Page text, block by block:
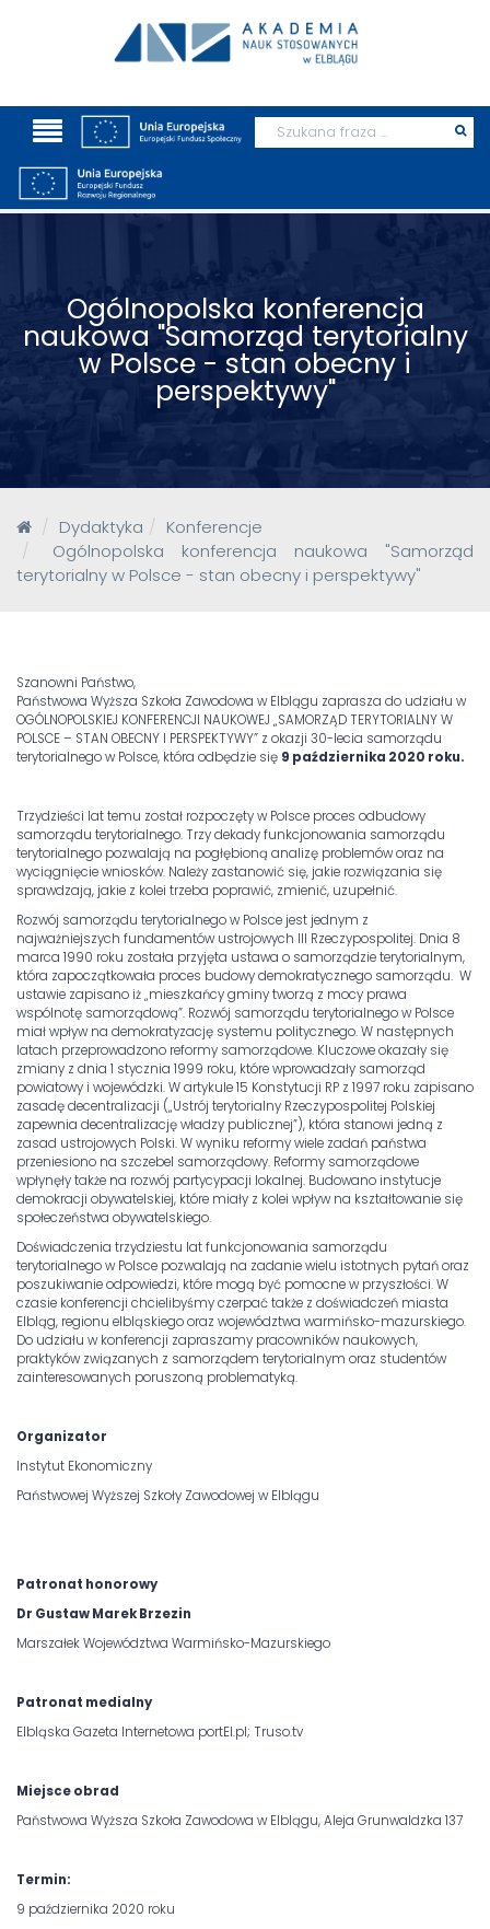
Wyszukaj
Ogólnopolska konferencja
naukowa "Samorząd terytorialny
w Polsce - stan obecny i
perspektywy"
Dydaktyka
Konferencje
Ogólnopolska konferencja naukowa "Samorząd
terytorialny w Polsce - stan obecny i perspektywy"
Szanowni Państwo,
Państwowa Wyższa Szkoła Zawodowa w Elblągu zaprasza do udziału w
OGÓLNOPOLSKIEJ KONFERENCJI NAUKOWEJ „SAMORZĄD TERYTORIALNY W
POLSCE – STAN OBECNY I PERSPEKTYWY” z okazji 30-lecia samorządu
terytorialnego w Polsce, która odbędzie się 9 października 2020 roku.
Trzydzieści lat temu został rozpoczęty w Polsce proces odbudowy
samorządu terytorialnego. Trzy dekady funkcjonowania samorządu
terytorialnego pozwalają na pogłębioną analizę problemów oraz na
wyciągnięcie wniosków. Należy zastanowić się, jakie rozwiązania się
sprawdzają, jakie z kolei trzeba poprawić, zmienić, uzupełnić.
Rozwój samorządu terytorialnego w Polsce jest jednym z
najważniejszych fundamentów ustrojowych III Rzeczypospolitej. Dnia 8
marca 1990 roku została przyjęta ustawa o samorządzie terytorialnym,
która zapoczątkowała proces budowy demokratycznego samorządu. W
ustawie zapisano iż „mieszkańcy gminy tworzą z mocy prawa
wspólnotę samorządową”. Rozwój samorządu terytorialnego w Polsce
miał wpływ na demokratyzację systemu politycznego. W następnych
latach przeprowadzono reformy samorządowe. Kluczowe okazały się
zmiany z dnia 1 stycznia 1999 roku, które wprowadzały samorząd
powiatowy i wojewódzki. W artykule 15 Konstytucji RP z 1997 roku zapisano
zasadę decentralizacji („Ustrój terytorialny Rzeczypospolitej Polskiej
zapewnia decentralizację władzy publicznej”), która stanowi jedną z
zasad ustrojowych Polski. W wyniku reformy wiele zadań państwa
przeniesiono na szczebel samorządowy. Reformy samorządowe
wpłynęły także na rozwój partycypacji lokalnej. Budowano instytucje
demokracji obywatelskiej, które miały z kolei wpływ na kształtowanie się
społeczeństwa obywatelskiego.
Doświadczenia trzydziestu lat funkcjonowania samorządu
terytorialnego w Polsce pozwalają na zadanie wielu istotnych pytań oraz
poszukiwanie odpowiedzi, które mogą być pomocne w przyszłości. W
czasie konferencji chcielibyśmy czerpać także z doświadczeń miasta
Elbląg, regionu elbląskiego oraz województwa warmińsko-mazurskiego.
Do udziału w konferencji zapraszamy pracowników naukowych,
praktyków związanych z samorządem terytorialnym oraz studentów
zainteresowanych poruszoną problematyką.
Organizator
Instytut Ekonomiczny
Państwowej Wyższej Szkoły Zawodowej w Elblągu
Patronat honorowy
Dr Gustaw Marek Brzezin
Marszałek Województwa Warmińsko-Mazurskiego
Patronat medialny
Elbląska Gazeta Internetowa portEl.pl; Truso.tv
Miejsce obrad
Państwowa Wyższa Szkoła Zawodowa w Elblągu, Aleja Grunwaldzka 137
Termin:
9 października 2020 roku